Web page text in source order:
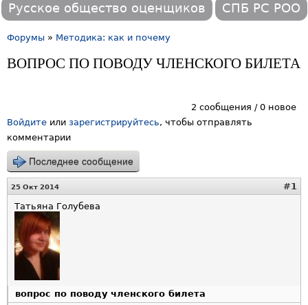
Русское общество оценщиков СПБ РС РОО
Вы здесь
Форумы » Методика: как и почему
ВОПРОС ПО ПОВОДУ ЧЛЕНСКОГО БИЛЕТА
2 сообщения / 0 новое
Войдите или зарегистрируйтесь, чтобы отправлять
комментарии
Последнее сообщение
25 Окт 2014
#1
Татьяна Голубева
вопрос по поводу членского билета